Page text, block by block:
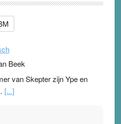
Beek
van Skepter zijn Ype en
[...]